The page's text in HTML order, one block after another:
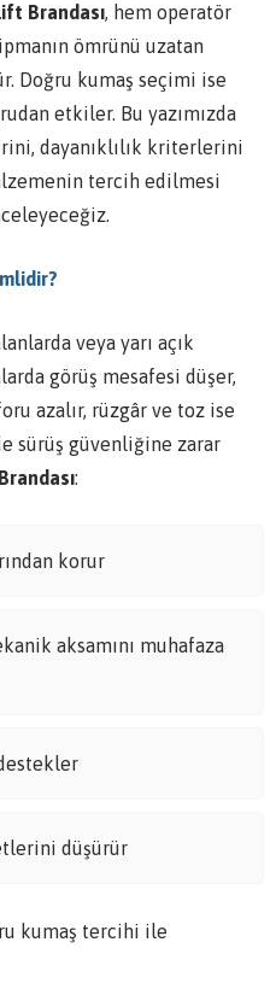
Brandası, hem operatör
ömrünü uzatan
Doğru kumaş seçimi ise
etkiler. Bu yazımızda
dayanıklılık kriterlerini
tercih edilmesi
veya yarı açık
görüş mesafesi düşer,
azalır, rüzgâr ve toz ise
sürüş güvenliğine zarar
:
korur
aksamını muhafaza
düşürür
kumaş tercihi ile